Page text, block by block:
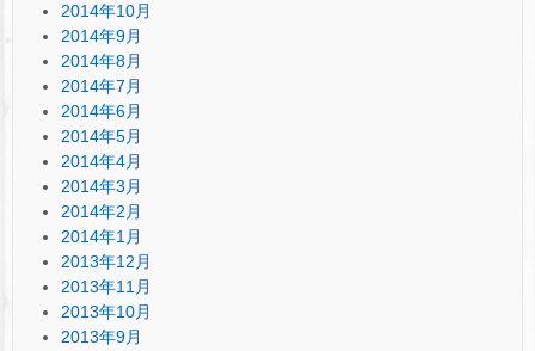
2014年10月
2014年9月
2014年8月
2014年7月
2014年6月
2014年5月
2014年4月
2014年3月
2014年2月
2014年1月
2013年12月
2013年11月
2013年10月
2013年9月